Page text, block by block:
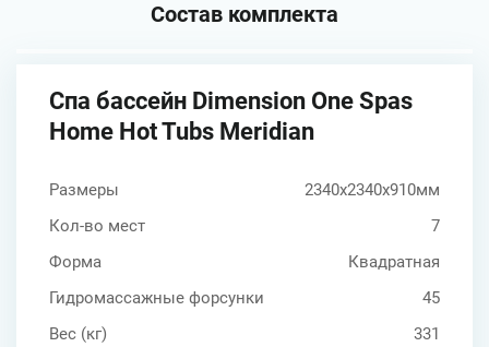
Состав комплекта
Спа бассейн Dimension One Spas
Home Hot Tubs Meridian
Размеры
2340x2340x910мм
Кол-во мест
7
Форма
Квадратная
Гидромассажные форсунки
45
Вес (кг)
331